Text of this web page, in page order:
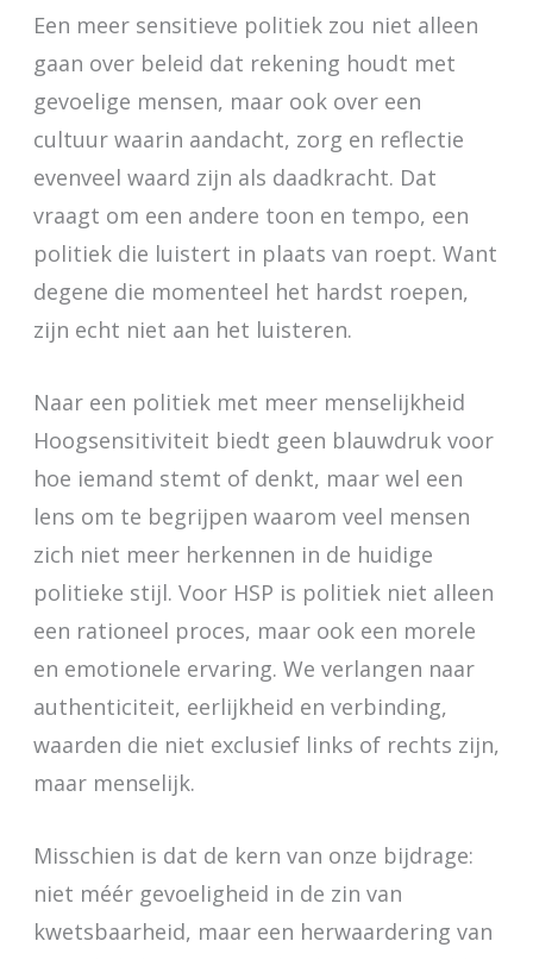
Een meer sensitieve politiek zou niet alleen
gaan over beleid dat rekening houdt met
gevoelige mensen, maar ook over een
cultuur waarin aandacht, zorg en reflectie
evenveel waard zijn als daadkracht. Dat
vraagt om een andere toon en tempo, een
politiek die luistert in plaats van roept. Want
degene die momenteel het hardst roepen,
zijn echt niet aan het luisteren.
Naar een politiek met meer menselijkheid
Hoogsensitiviteit biedt geen blauwdruk voor
hoe iemand stemt of denkt, maar wel een
lens om te begrijpen waarom veel mensen
zich niet meer herkennen in de huidige
politieke stijl. Voor HSP is politiek niet alleen
een rationeel proces, maar ook een morele
en emotionele ervaring. We verlangen naar
authenticiteit, eerlijkheid en verbinding,
waarden die niet exclusief links of rechts zijn,
maar menselijk.
Misschien is dat de kern van onze bijdrage:
niet méér gevoeligheid in de zin van
kwetsbaarheid, maar een herwaardering van